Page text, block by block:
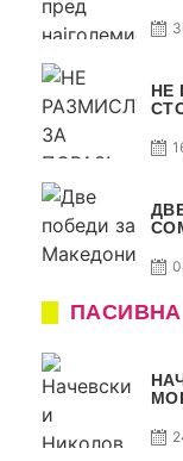
НЕ
ПАСИВНА